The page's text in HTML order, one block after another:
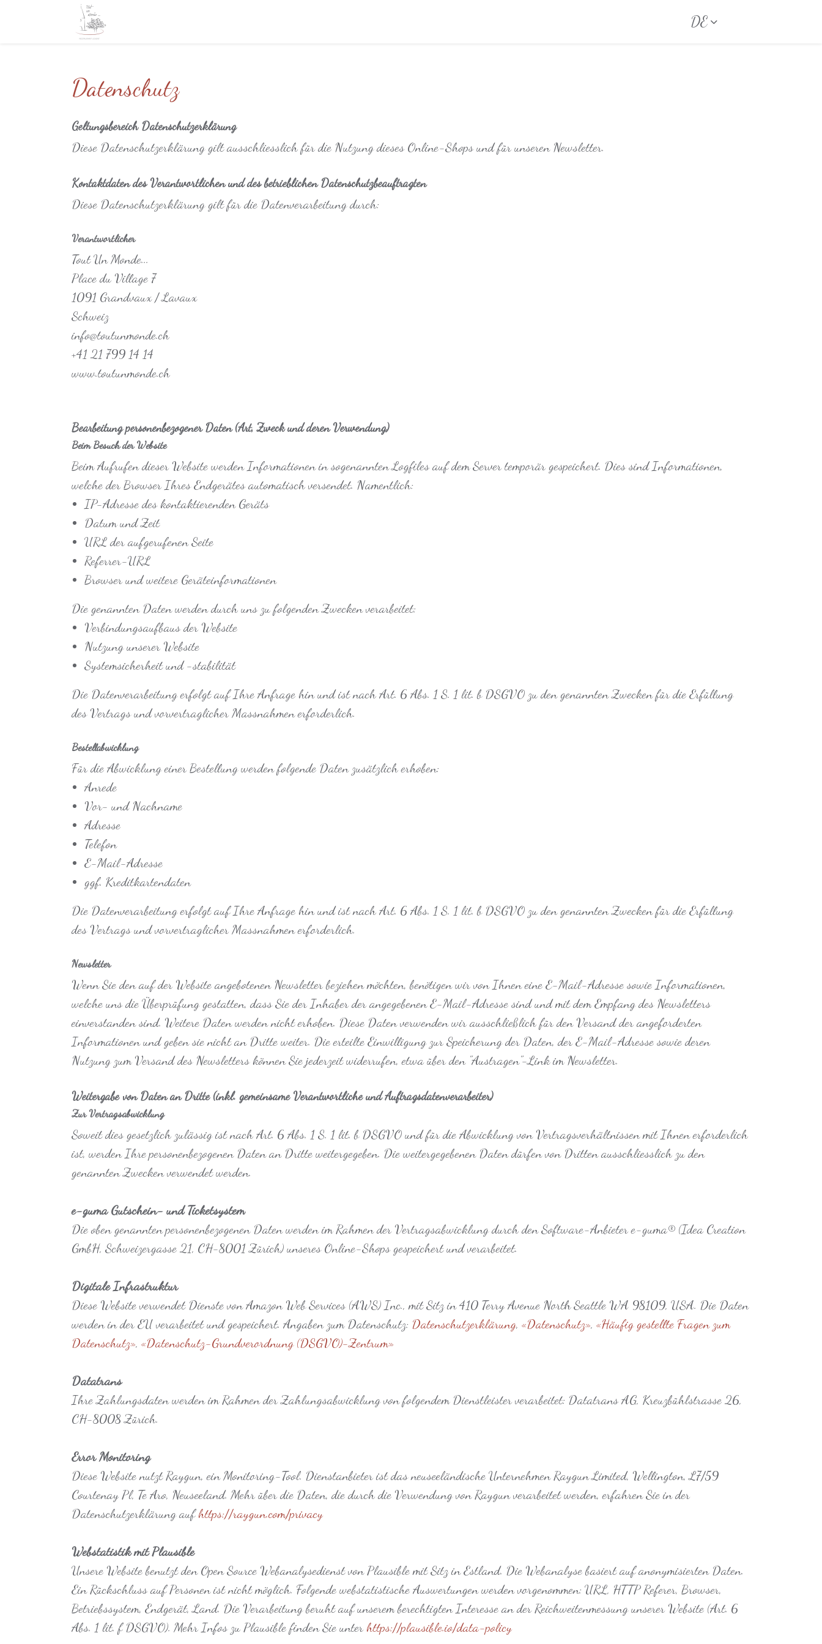
DE
Datenschutz
Geltungsbereich Datenschutzerklärung
Diese Datenschutzerklärung gilt ausschliesslich für die Nutzung dieses Online-Shops und für unseren Newsletter.
Kontaktdaten des Verantwortlichen und des betrieblichen Datenschutzbeauftragten
Diese Datenschutzerklärung gilt für die Datenverarbeitung durch:
Verantwortlicher
Tout Un Monde...
Place du Village 7
1091 Grandvaux / Lavaux
Schweiz
info@toutunmonde.ch
+41 21 799 14 14
www.toutunmonde.ch
Bearbeitung personenbezogener Daten (Art, Zweck und deren Verwendung)
Beim Besuch der Website
Beim Aufrufen dieser Website werden Informationen in sogenannten Logfiles auf dem Server temporär gespeichert. Dies sind Informationen,
welche der Browser Ihres Endgerätes automatisch versendet. Namentlich:
IP-Adresse des kontaktierenden Geräts
Datum und Zeit
URL der aufgerufenen Seite
Referrer-URL
Browser und weitere Geräteinformationen
Die genannten Daten werden durch uns zu folgenden Zwecken verarbeitet:
Verbindungsaufbaus der Website
Nutzung unserer Website
Systemsicherheit und -stabilität
Die Datenverarbeitung erfolgt auf Ihre Anfrage hin und ist nach Art. 6 Abs. 1 S. 1 lit. b DSGVO zu den genannten Zwecken für die Erfüllung
des Vertrags und vorvertraglicher Massnahmen erforderlich.
Bestellabwicklung
Für die Abwicklung einer Bestellung werden folgende Daten zusätzlich erhoben:
Anrede
Vor- und Nachname
Adresse
Telefon
E-Mail-Adresse
ggf. Kreditkartendaten
Die Datenverarbeitung erfolgt auf Ihre Anfrage hin und ist nach Art. 6 Abs. 1 S. 1 lit. b DSGVO zu den genannten Zwecken für die Erfüllung
des Vertrags und vorvertraglicher Massnahmen erforderlich.
Newsletter
Wenn Sie den auf der Website angebotenen Newsletter beziehen möchten, benötigen wir von Ihnen eine E-Mail-Adresse sowie Informationen,
welche uns die Überprüfung gestatten, dass Sie der Inhaber der angegebenen E-Mail-Adresse sind und mit dem Empfang des Newsletters
einverstanden sind. Weitere Daten werden nicht erhoben. Diese Daten verwenden wir ausschließlich für den Versand der angeforderten
Informationen und geben sie nicht an Dritte weiter. Die erteilte Einwilligung zur Speicherung der Daten, der E-Mail-Adresse sowie deren
Nutzung zum Versand des Newsletters können Sie jederzeit widerrufen, etwa über den "Austragen"-Link im Newsletter.
Weitergabe von Daten an Dritte (inkl. gemeinsame Verantwortliche und Auftragsdatenverarbeiter)
Zur Vertragsabwicklung
Soweit dies gesetzlich zulässig ist nach Art. 6 Abs. 1 S. 1 lit. b DSGVO und für die Abwicklung von Vertragsverhältnissen mit Ihnen erforderlich
ist, werden Ihre personenbezogenen Daten an Dritte weitergegeben. Die weitergegebenen Daten dürfen von Dritten ausschliesslich zu den
genannten Zwecken verwendet werden.
e-guma Gutschein- und Ticketsystem
Die oben genannten personenbezogenen Daten werden im Rahmen der Vertragsabwicklung durch den Software-Anbieter e-guma® (Idea Creation
GmbH, Schweizergasse 21, CH-8001 Zürich) unseres Online-Shops gespeichert und verarbeitet.
Digitale Infrastruktur
Diese Website verwendet Dienste von Amazon Web Services (AWS) Inc., mit Sitz in 410 Terry Avenue North Seattle WA 98109, USA. Die Daten
werden in der EU verarbeitet und gespeichert. Angaben zum Datenschutz: Datenschutzerklärung, «Datenschutz», «Häufig gestellte Fragen zum
Datenschutz», «Datenschutz-Grundverordnung (DSGVO)-Zentrum»
Datatrans
Ihre Zahlungsdaten werden im Rahmen der Zahlungsabwicklung von folgendem Dienstleister verarbeitet: Datatrans AG, Kreuzbühlstrasse 26,
CH-8008 Zürich.
Error Monitoring
Diese Website nutzt Raygun, ein Monitoring-Tool. Dienstanbieter ist das neuseeländische Unternehmen Raygun Limited, Wellington, L7/59
Courtenay Pl, Te Aro, Neuseeland. Mehr über die Daten, die durch die Verwendung von Raygun verarbeitet werden, erfahren Sie in der
Datenschutzerklärung aufhttps://raygun.com/privacy
Webstatistik mit Plausible
Unsere Website benutzt den Open Source Webanalysedienst von Plausible mit Sitz in Estland. Die Webanalyse basiert auf anonymisierten Daten.
Ein Rückschluss auf Personen ist nicht möglich. Folgende webstatistische Auswertungen werden vorgenommen: URL, HTTP Referer, Browser,
Betriebssystem, Endgerät, Land. Die Verarbeitung beruht auf unserem berechtigten Interesse an der Reichweitenmessung unserer Website (Art. 6
Abs. 1 lit. f DSGVO). Mehr Infos zu Plausible finden Sie unter https://plausible.io/data-policy